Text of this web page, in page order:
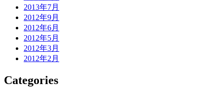
2013年7月
2012年9月
2012年6月
2012年5月
2012年3月
2012年2月
Categories